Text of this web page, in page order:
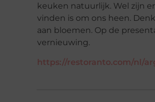
keuken natuurlijk. Wel zijn
vinden is om ons heen.
aan bloemen. Op de
vernieuwing.
https://restoranto.com/nl/